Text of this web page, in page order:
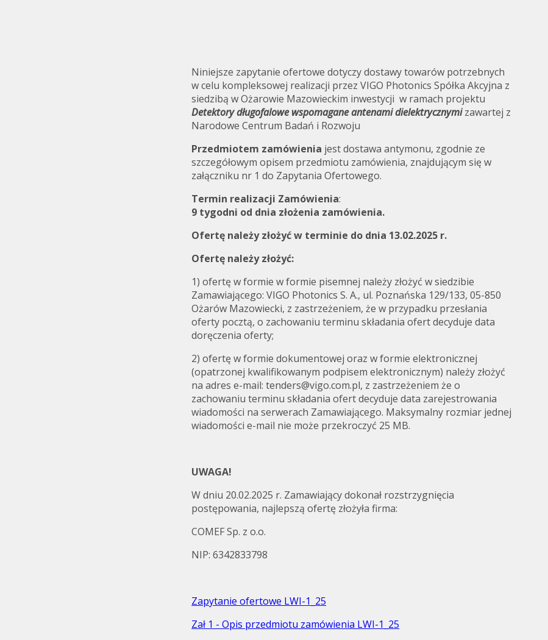
Quality
Collaboration and
Media
Niniejsze zapytanie ofertowe dotyczy dostawy towarów potrzebnych
w celu kompleksowej realizacji przez VIGO Photonics Spółka Akcyjna z
siedzibą w Ożarowie Mazowieckim inwestycji w ramach projektu
Detektory długofalowe wspomagane antenami dielektrycznymizawartej z
Narodowe Centrum Badań i Rozwoju
Przedmiotem zamówienia jest dostawa antymonu, zgodnie ze
szczegółowym opisem przedmiotu zamówienia, znajdującym się w
załączniku nr 1 do Zapytania Ofertowego.
Termin realizacji Zamówienia:
9 tygodni od dnia złożenia zamówienia.
Ofertę należy złożyć w terminie do dnia 13.02.2025 r.
Ofertę należy złożyć:
1) ofertę w formie w formie pisemnej należy złożyć w siedzibie
Zamawiającego: VIGO Photonics S. A., ul. Poznańska 129/133, 05-850
Ożarów Mazowiecki, z zastrzeżeniem, że w przypadku przesłania
oferty pocztą, o zachowaniu terminu składania ofert decyduje data
doręczenia oferty;
2) ofertę w formie dokumentowej oraz w formie elektronicznej
(opatrzonej kwalifikowanym podpisem elektronicznym) należy złożyć
na adres e-mail: tenders@vigo.com.pl, z zastrzeżeniem że o
zachowaniu terminu składania ofert decyduje data zarejestrowania
wiadomości na serwerach Zamawiającego. Maksymalny rozmiar jednej
wiadomości e-mail nie może przekroczyć 25 MB.
UWAGA!
W dniu 20.02.2025 r. Zamawiający dokonał rozstrzygnięcia
postępowania, najlepszą ofertę złożyła firma:
COMEF Sp. z o.o.
NIP: 6342833798
Zapytanie ofertowe LWI-1_25
Zał 1 - Opis przedmiotu zamówienia LWI-1_25